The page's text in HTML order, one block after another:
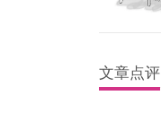
文章点评